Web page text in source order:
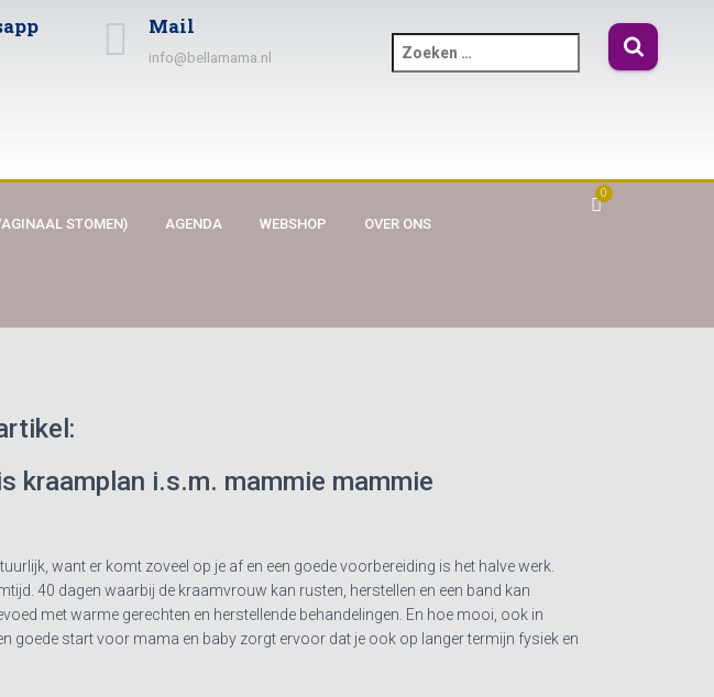
Mail
info@bellamama.nl
STOMEN) AGENDA WEBSHOP OVER ONS
0
kraamplan i.s.m. mammie mammie
want er komt zoveel op je af en een goede voorbereiding is het halve werk.
40 dagen waarbij de kraamvrouw kan rusten, herstellen en een band kan
met warme gerechten en herstellende behandelingen. En hoe mooi, ook in
goede start voor mama en baby zorgt ervoor dat je ook op langer termijn fysiek en